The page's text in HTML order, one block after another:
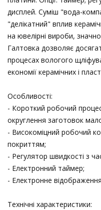
дисплей. Суміш "вода-
"делікатний" вплив
на ювелірні вироби,
Галтовка дозволяє
процесах вологого
економії керамічних і
Особливості:
- Короткий робочий
округлення заготовок
- Високоміцний робочий
покриттям;
- Регулятор швидкості з
- Електронний таймер;
- Електронне
Технічні характеристики: